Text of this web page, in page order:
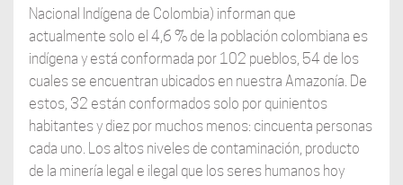
Nacional Indígena de Colombia) informan que
actualmente solo el 4,6 % de la población colombiana es
indígena y está conformada por 102 pueblos, 54 de los
cuales se encuentran ubicados en nuestra Amazonía. De
estos, 32 están conformados solo por quinientos
habitantes y diez por muchos menos: cincuenta personas
cada uno. Los altos niveles de contaminación, producto
de la minería legal e ilegal que los seres humanos hoy